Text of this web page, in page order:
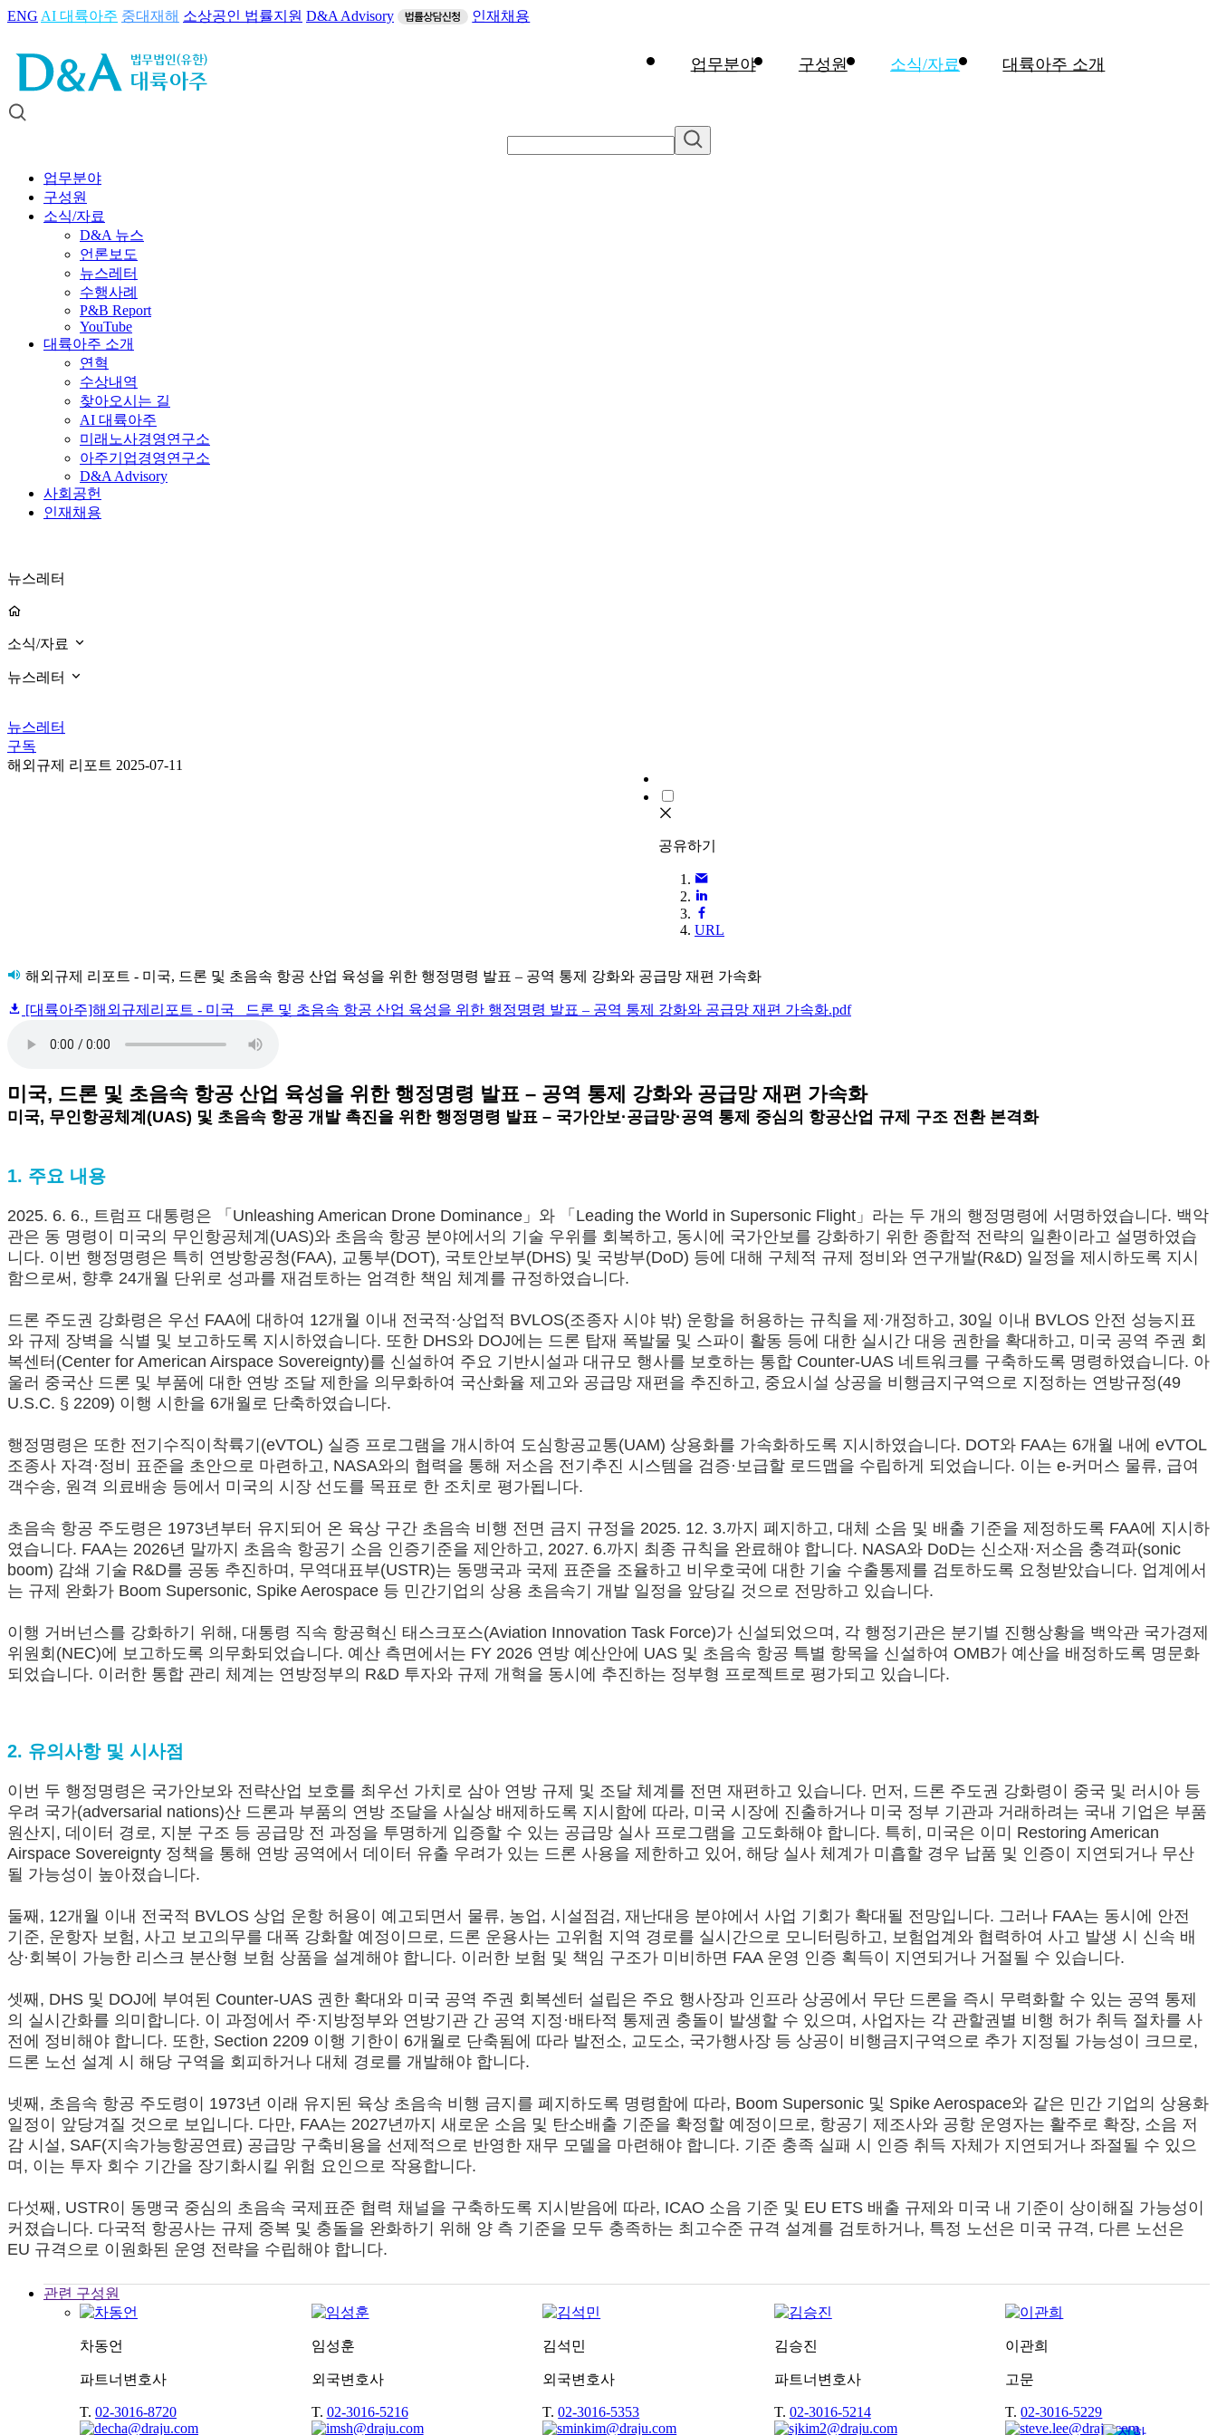
ENG AI 대륙아주 중대재해 소상공인 법률지원 D&A Advisory 인재채용
업무분야 구성원 소식/자료 대륙아주 소개
업무분야
구성원
소식/자료
D&A 뉴스
언론보도
뉴스레터
수행사례
P&B Report
YouTube
대륙아주 소개
연혁
수상내역
찾아오시는 길
AI 대륙아주
미래노사경영연구소
아주기업경영연구소
D&A Advisory
사회공헌
인재채용
뉴스레터
소식/자료
뉴스레터
뉴스레터
구독
해외규제 리포트 2025-07-11
공유하기
URL
해외규제 리포트 - 미국, 드론 및 초음속 항공 산업 육성을 위한 행정명령 발표 – 공역 통제 강화와 공급망 재편 가속화
[대륙아주]해외규제리포트 - 미국_ 드론 및 초음속 항공 산업 육성을 위한 행정명령 발표 – 공역 통제 강화와 공급망 재편 가속화.pdf
미국, 드론 및 초음속 항공 산업 육성을 위한 행정명령 발표 – 공역 통제 강화와 공급망 재편 가속화
미국, 무인항공체계(UAS) 및 초음속 항공 개발 촉진을 위한 행정명령 발표 – 국가안보·공급망·공역 통제 중심의 항공산업 규제 구조 전환 본격화
1. 주요 내용
2025. 6. 6., 트럼프 대통령은 「Unleashing American Drone Dominance」와 「Leading the World in Supersonic Flight」라는 두 개의 행정명령에 서명하였습니다. 백악
관은 동 명령이 미국의 무인항공체계(UAS)와 초음속 항공 분야에서의 기술 우위를 회복하고, 동시에 국가안보를 강화하기 위한 종합적 전략의 일환이라고 설명하였습
니다. 이번 행정명령은 특히 연방항공청(FAA), 교통부(DOT), 국토안보부(DHS) 및 국방부(DoD) 등에 대해 구체적 규제 정비와 연구개발(R&D) 일정을 제시하도록 지시
함으로써, 향후 24개월 단위로 성과를 재검토하는 엄격한 책임 체계를 규정하였습니다.
드론 주도권 강화령은 우선 FAA에 대하여 12개월 이내 전국적·상업적 BVLOS(조종자 시야 밖) 운항을 허용하는 규칙을 제·개정하고, 30일 이내 BVLOS 안전 성능지표
와 규제 장벽을 식별 및 보고하도록 지시하였습니다. 또한 DHS와 DOJ에는 드론 탑재 폭발물 및 스파이 활동 등에 대한 실시간 대응 권한을 확대하고, 미국 공역 주권 회
복센터(Center for American Airspace Sovereignty)를 신설하여 주요 기반시설과 대규모 행사를 보호하는 통합 Counter-UAS 네트워크를 구축하도록 명령하였습니다. 아
울러 중국산 드론 및 부품에 대한 연방 조달 제한을 의무화하여 국산화율 제고와 공급망 재편을 추진하고, 중요시설 상공을 비행금지구역으로 지정하는 연방규정(49
U.S.C. § 2209) 이행 시한을 6개월로 단축하였습니다.
행정명령은 또한 전기수직이착륙기(eVTOL) 실증 프로그램을 개시하여 도심항공교통(UAM) 상용화를 가속화하도록 지시하였습니다. DOT와 FAA는 6개월 내에 eVTOL
조종사 자격·정비 표준을 초안으로 마련하고, NASA와의 협력을 통해 저소음 전기추진 시스템을 검증·보급할 로드맵을 수립하게 되었습니다. 이는 e-커머스 물류, 급여
객수송, 원격 의료배송 등에서 미국의 시장 선도를 목표로 한 조치로 평가됩니다.
초음속 항공 주도령은 1973년부터 유지되어 온 육상 구간 초음속 비행 전면 금지 규정을 2025. 12. 3.까지 폐지하고, 대체 소음 및 배출 기준을 제정하도록 FAA에 지시하
였습니다. FAA는 2026년 말까지 초음속 항공기 소음 인증기준을 제안하고, 2027. 6.까지 최종 규칙을 완료해야 합니다. NASA와 DoD는 신소재·저소음 충격파(sonic
boom) 감쇄 기술 R&D를 공동 추진하며, 무역대표부(USTR)는 동맹국과 국제 표준을 조율하고 비우호국에 대한 기술 수출통제를 검토하도록 요청받았습니다. 업계에서
는 규제 완화가 Boom Supersonic, Spike Aerospace 등 민간기업의 상용 초음속기 개발 일정을 앞당길 것으로 전망하고 있습니다.
이행 거버넌스를 강화하기 위해, 대통령 직속 항공혁신 태스크포스(Aviation Innovation Task Force)가 신설되었으며, 각 행정기관은 분기별 진행상황을 백악관 국가경제
위원회(NEC)에 보고하도록 의무화되었습니다. 예산 측면에서는 FY 2026 연방 예산안에 UAS 및 초음속 항공 특별 항목을 신설하여 OMB가 예산을 배정하도록 명문화
되었습니다. 이러한 통합 관리 체계는 연방정부의 R&D 투자와 규제 개혁을 동시에 추진하는 정부형 프로젝트로 평가되고 있습니다.
2. 유의사항 및 시사점
이번 두 행정명령은 국가안보와 전략산업 보호를 최우선 가치로 삼아 연방 규제 및 조달 체계를 전면 재편하고 있습니다. 먼저, 드론 주도권 강화령이 중국 및 러시아 등
우려 국가(adversarial nations)산 드론과 부품의 연방 조달을 사실상 배제하도록 지시함에 따라, 미국 시장에 진출하거나 미국 정부 기관과 거래하려는 국내 기업은 부품
원산지, 데이터 경로, 지분 구조 등 공급망 전 과정을 투명하게 입증할 수 있는 공급망 실사 프로그램을 고도화해야 합니다. 특히, 미국은 이미 Restoring American
Airspace Sovereignty 정책을 통해 연방 공역에서 데이터 유출 우려가 있는 드론 사용을 제한하고 있어, 해당 실사 체계가 미흡할 경우 납품 및 인증이 지연되거나 무산
될 가능성이 높아졌습니다.
둘째, 12개월 이내 전국적 BVLOS 상업 운항 허용이 예고되면서 물류, 농업, 시설점검, 재난대응 분야에서 사업 기회가 확대될 전망입니다. 그러나 FAA는 동시에 안전
기준, 운항자 보험, 사고 보고의무를 대폭 강화할 예정이므로, 드론 운용사는 고위험 지역 경로를 실시간으로 모니터링하고, 보험업계와 협력하여 사고 발생 시 신속 배
상·회복이 가능한 리스크 분산형 보험 상품을 설계해야 합니다. 이러한 보험 및 책임 구조가 미비하면 FAA 운영 인증 획득이 지연되거나 거절될 수 있습니다.
셋째, DHS 및 DOJ에 부여된 Counter-UAS 권한 확대와 미국 공역 주권 회복센터 설립은 주요 행사장과 인프라 상공에서 무단 드론을 즉시 무력화할 수 있는 공역 통제
의 실시간화를 의미합니다. 이 과정에서 주·지방정부와 연방기관 간 공역 지정·배타적 통제권 충돌이 발생할 수 있으며, 사업자는 각 관할권별 비행 허가 취득 절차를 사
전에 정비해야 합니다. 또한, Section 2209 이행 기한이 6개월로 단축됨에 따라 발전소, 교도소, 국가행사장 등 상공이 비행금지구역으로 추가 지정될 가능성이 크므로,
드론 노선 설계 시 해당 구역을 회피하거나 대체 경로를 개발해야 합니다.
넷째, 초음속 항공 주도령이 1973년 이래 유지된 육상 초음속 비행 금지를 폐지하도록 명령함에 따라, Boom Supersonic 및 Spike Aerospace와 같은 민간 기업의 상용화
일정이 앞당겨질 것으로 보입니다. 다만, FAA는 2027년까지 새로운 소음 및 탄소배출 기준을 확정할 예정이므로, 항공기 제조사와 공항 운영자는 활주로 확장, 소음 저
감 시설, SAF(지속가능항공연료) 공급망 구축비용을 선제적으로 반영한 재무 모델을 마련해야 합니다. 기준 충족 실패 시 인증 취득 자체가 지연되거나 좌절될 수 있으
며, 이는 투자 회수 기간을 장기화시킬 위험 요인으로 작용합니다.
다섯째, USTR이 동맹국 중심의 초음속 국제표준 협력 채널을 구축하도록 지시받음에 따라, ICAO 소음 기준 및 EU ETS 배출 규제와 미국 내 기준이 상이해질 가능성이
커졌습니다. 다국적 항공사는 규제 중복 및 충돌을 완화하기 위해 양 측 기준을 모두 충족하는 최고수준 규격 설계를 검토하거나, 특정 노선은 미국 규격, 다른 노선은
EU 규격으로 이원화된 운영 전략을 수립해야 합니다.
관련 구성원
차동언
파트너변호사
T. 02-3016-8720
임성훈
외국변호사
T. 02-3016-5216
김석민
외국변호사
T.02-3016-5353
김승진
파트너변호사
T. 02-3016-5214
이관희
고문
T.02-3016-5229